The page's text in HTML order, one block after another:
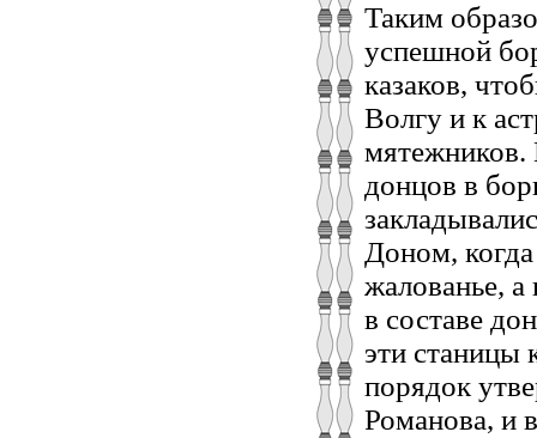
Таким
успешной
казаков,
Волгу и к
мятежников.
донцов в
Доном, когда
жалованье,
в составе
эти станицы
порядок
Романова, и